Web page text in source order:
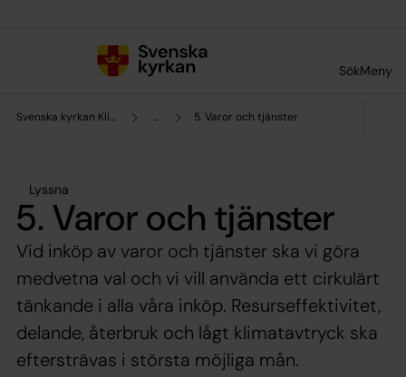
SökMeny
Svenska kyrkan Klippans pastorat ... 5. Varor och tjänster
Lyssna
5. Varor och tjänster
Vid inköp av varor och tjänster ska vi göra
medvetna val och vi vill använda ett cirkulärt
tänkande i alla våra inköp. Resurseffektivitet,
delande, återbruk och lågt klimatavtryck ska
eftersträvas i största möjliga mån.